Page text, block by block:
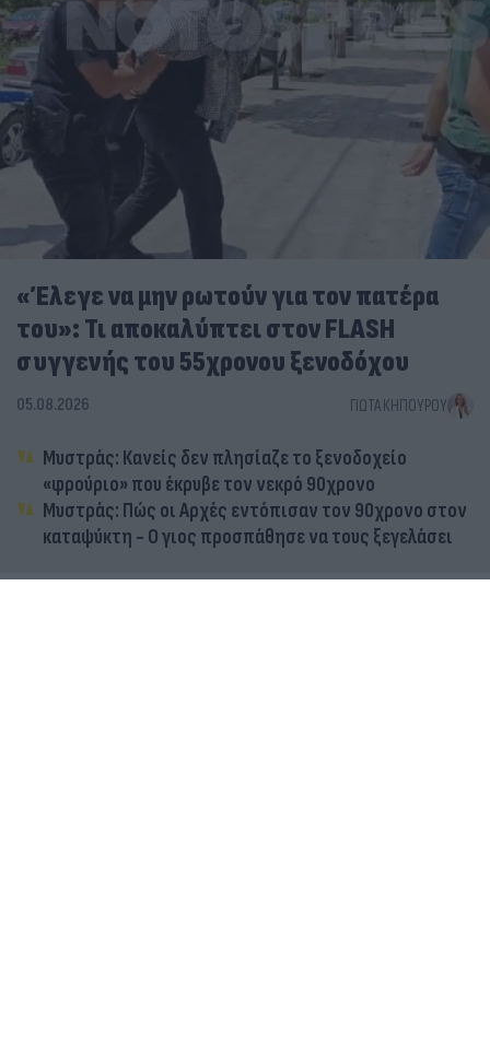
«Έλεγε να μην ρωτούν για τον πατέρα
του»: Τι αποκαλύπτει στον FLASH
συγγενής του 55χρονου ξενοδόχου
05.08.2026 ΓΙΏΤΑ ΚΗΠΟΥΡΟΎ
Μυστράς: Κανείς δεν πλησίαζε το ξενοδοχείο
«φρούριο» που έκρυβε τον νεκρό 90χρονο
Μυστράς: Πώς οι Αρχές εντόπισαν τον 90χρονο στον
καταψύκτη - Ο γιος προσπάθησε να τους ξεγελάσει